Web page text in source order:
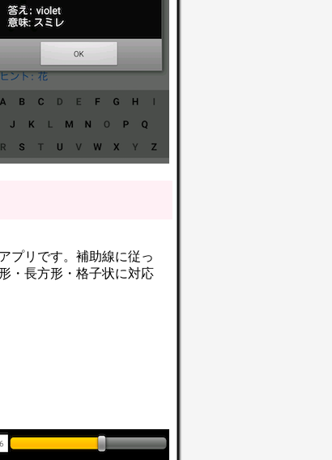
プリです。補助線に従っ
・長方形・格子状に対応